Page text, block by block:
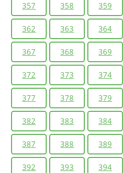
357 358 359
362 363 364
367 368 369
372 373 374
377 378 379
382 383 384
387 388 389
392 393 394